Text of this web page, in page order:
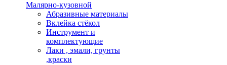
Малярно-кузовной
Абразивные материалы
Вклейка стёкол
Инструмент и
комплектующие
Лаки , эмали, грунты
,краски